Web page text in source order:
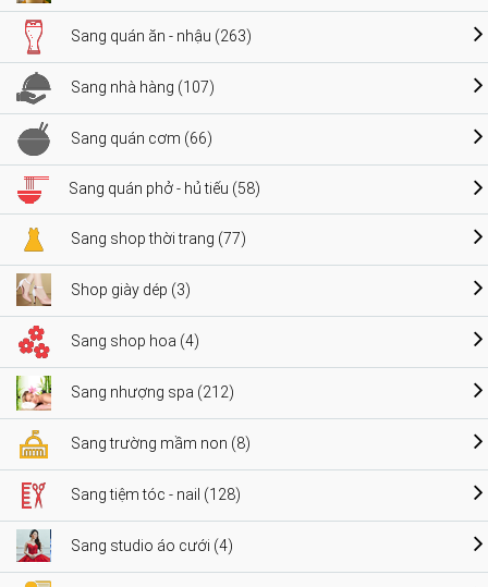
Sang quán ăn - nhậu (263)
Sang nhà hàng (107)
Sang quán cơm (66)
Sang quán phở - hủ tiếu (58)
Sang shop thời trang (77)
Shop giày dép (3)
Sang shop hoa (4)
Sang nhượng spa (212)
Sang trường mầm non (8)
Sang tiệm tóc - nail (128)
Sang studio áo cưới (4)